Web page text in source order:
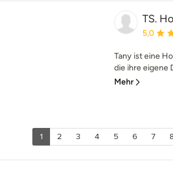
TS.
5,0
Tany ist eine
die ihre eigene
Mehr
1 2 3 4 5 6 7